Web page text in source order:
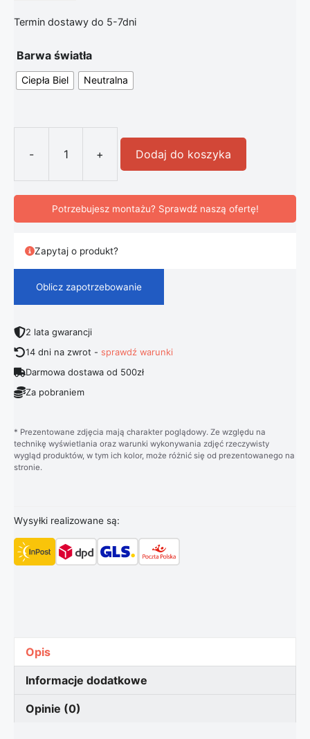
Termin dostawy do 5-7dni
Barwa światła
Ciepła Biel Neutralna
-
ilość ŻARÓWKA LED G9 kapsułka
+ Dodaj do koszyka
Potrzebujesz montażu? Sprawdź naszą ofertę!
Zapytaj o produkt?
Oblicz zapotrzebowanie
2 lata gwarancji
14 dni na zwrot -sprawdź warunki
Darmowa dostawa od 500zł
Za pobraniem
* Prezentowane zdjęcia mają charakter poglądowy. Ze względu na
technikę wyświetlania oraz warunki wykonywania zdjęć rzeczywisty
wygląd produktów, w tym ich kolor, może różnić się od prezentowanego na
stronie.
Wysyłki realizowane są:
Opis
Informacje dodatkowe
Opinie (0)